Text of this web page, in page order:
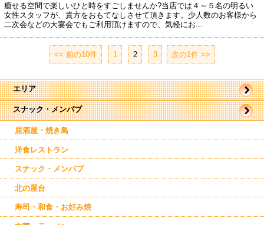
スナック・メンパブ
居酒屋・焼き鳥
洋食レストラン
スナック・メンパブ
北の屋台
寿司・和食・お好み焼
エリア
帯広市
駅周辺
駅近郊
南帯広
癒せる空間で楽しいひと時をすごしませんか?当店では４～５名の明るい
女性スタッフが、貴方をおもてなしさせて頂きます。少人数のお客様から
二次会などの大宴会でもご利用頂けますので、気軽にお...
<< 前の10件 | 1 | 2 | 3 次の1件 >>